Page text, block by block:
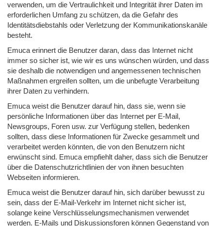
verwenden, um die Vertraulichkeit und Integrität ihrer Daten im
erforderlichen Umfang zu schützen, da die Gefahr des
Identitätsdiebstahls oder Verletzung der Kommunikationskanäle
besteht.
Emuca erinnert die Benutzer daran, dass das Internet nicht
immer so sicher ist, wie wir es uns wünschen würden, und dass
sie deshalb die notwendigen und angemessenen technischen
Maßnahmen ergreifen sollten, um die unbefugte Verarbeitung
ihrer Daten zu verhindern.
Emuca weist die Benutzer darauf hin, dass sie, wenn sie
persönliche Informationen über das Internet per E-Mail,
Newsgroups, Foren usw. zur Verfügung stellen, bedenken
sollten, dass diese Informationen für Zwecke gesammelt und
verarbeitet werden könnten, die von den Benutzern nicht
erwünscht sind. Emuca empfiehlt daher, dass sich die Benutzer
über die Datenschutzrichtlinien der von ihnen besuchten
Webseiten informieren.
Emuca weist die Benutzer darauf hin, sich darüber bewusst zu
sein, dass der E-Mail-Verkehr im Internet nicht sicher ist,
solange keine Verschlüsselungsmechanismen verwendet
werden. E-Mails und Diskussionsforen können Gegenstand von